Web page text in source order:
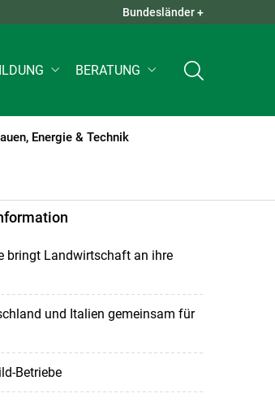
QUICK LINKS +
Bundesländer +
BERATUNG
Energie & Technik
bringt Landwirtschaft an ihre
und Italien gemeinsam für
Betriebe